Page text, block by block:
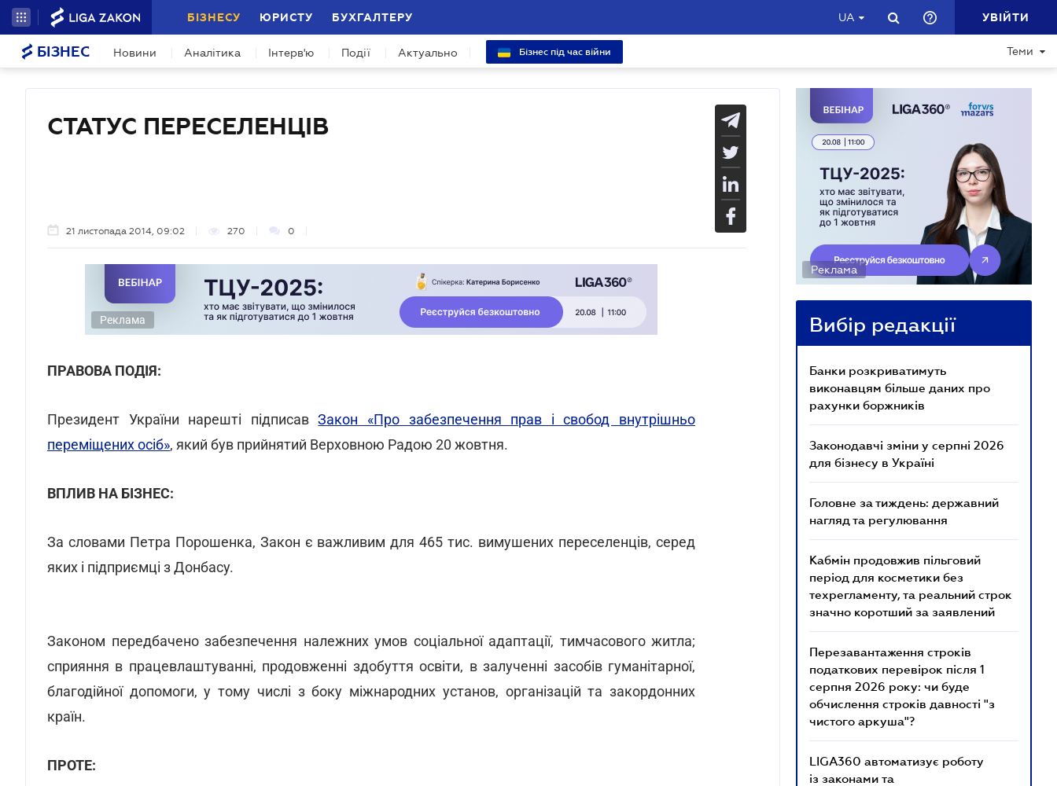
БІЗНЕСУ ЮРИСТУ БУХГАЛТЕРУ UA УВІЙТИ
БІЗНЕС Новини Аналітика Інтерв'ю Події Актуально Бізнес під час війни Теми
СТАТУС ПЕРЕСЕЛЕНЦІВ
21 листопада 2014, 09:02 270 0
Реклама
ПРАВОВА ПОДІЯ:
Президент України нарешті підписав Закон «Про забезпечення прав і свобод внутрішньо
переміщених осіб», який був прийнятий Верховною Радою 20 жовтня.
ВПЛИВ НА БІЗНЕС:
За словами Петра Порошенка, Закон є важливим для 465 тис. вимушених переселенців, серед
яких і підприємці з Донбасу.
Законом передбачено забезпечення належних умов соціальної адаптації, тимчасового житла;
сприяння в працевлаштуванні, продовженні здобуття освіти, в залученні засобів гуманітарної,
благодійної допомоги, у тому числі з боку міжнародних установ, організацій та закордонних
країн.
ПРОТЕ:
Реклама
Вибір редакції
Банки розкриватимуть
виконавцям більше даних про
рахунки боржників
Законодавчі зміни у серпні 2026
для бізнесу в Україні
Головне за тиждень: державний
нагляд та регулювання
Кабмін продовжив пільговий
період для косметики без
техрегламенту, та реальний строк
значно коротший за заявлений
Перезавантаження строків
податкових перевірок після 1
серпня 2026 року: чи буде
обчислення строків давності "з
чистого аркуша"?
LIGA360 автоматизує роботу
із законами та